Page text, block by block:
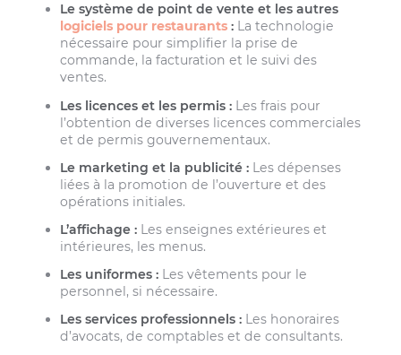
Le système de point de vente et les autres
logiciels pour restaurants : La technologie
nécessaire pour simplifier la prise de
commande, la facturation et le suivi des
ventes.
Les licences et les permis : Les frais pour
l’obtention de diverses licences commerciales
et de permis gouvernementaux.
Le marketing et la publicité : Les dépenses
liées à la promotion de l’ouverture et des
opérations initiales.
L’affichage : Les enseignes extérieures et
intérieures, les menus.
Les uniformes : Les vêtements pour le
personnel, si nécessaire.
Les services professionnels : Les honoraires
d’avocats, de comptables et de consultants.